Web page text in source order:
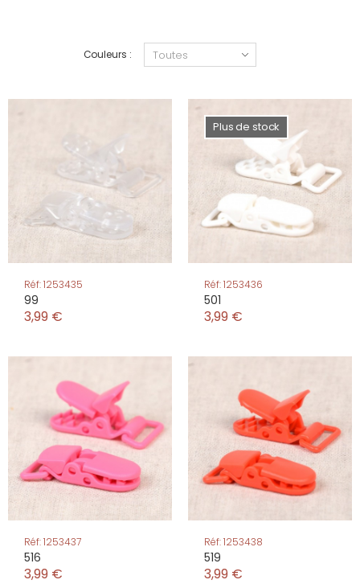
Couleurs :
Réf: 1253435
99
3,99 €
Plus de stock
Réf: 1253436
501
3,99 €
Réf: 1253437
516
3,99 €
Réf: 1253438
519
3,99 €